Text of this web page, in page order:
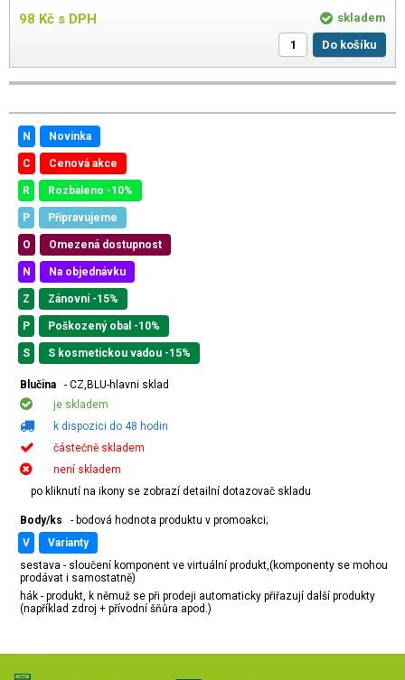
98 Kč s DPH
skladem
Do košíku
N Novinka
C Cenová akce
R Rozbaleno -10%
P Připravujeme
O Omezená dostupnost
N Na objednávku
Z Zánovní -15%
P Poškozený obal -10%
S S kosmetickou vadou -15%
Blučina
- CZ,BLU-hlavni sklad
je skladem
k dispozici do 48 hodin
částečně skladem
není skladem
po kliknutí na ikony se zobrazí detailní dotazovač skladu
Body/ks
- bodová hodnota produktu v promoakci;
v
varianty
sestava - sloučení komponent ve virtuální produkt,(komponenty se mohou
prodávat i samostatně)
hák - produkt, k němuž se při prodeji automaticky přiřazují další produkty
(například zdroj + přívodní šňůra apod.)